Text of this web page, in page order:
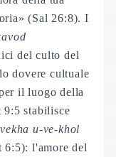
(Sal 26:8). I
del culto del
dovere cultuale
il luogo della
9:5 stabilisce
u-ve-khol
6:5): l'amore del